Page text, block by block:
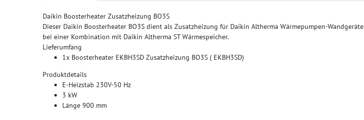
Daikin Boosterheater Zusatzheizung BO3S
Dieser Daikin Boosterheater BO3S dient als Zusatzheizung für Daikin Altherma Wärmepumpen-Wandgeräte
bei einer Kombination mit Daikin Altherma ST Wärmespeicher.
Lieferumfang
1x Boosterheater EKBH3SD Zusatzheizung BO3S ( EKBH3SD)
Produktdetails
E-Heizstab 230V-50 Hz
3 kW
Länge 900 mm